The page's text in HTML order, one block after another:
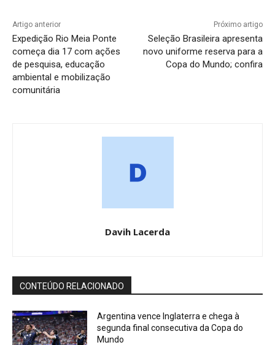
Artigo anterior
Expedição Rio Meia Ponte
começa dia 17 com ações
de pesquisa, educação
ambiental e mobilização
comunitária
Próximo artigo
Seleção Brasileira apresenta
novo uniforme reserva para a
Copa do Mundo; confira
Davih Lacerda
CONTEÚDO RELACIONADO
Argentina vence Inglaterra e chega à
segunda final consecutiva da Copa do
Mundo